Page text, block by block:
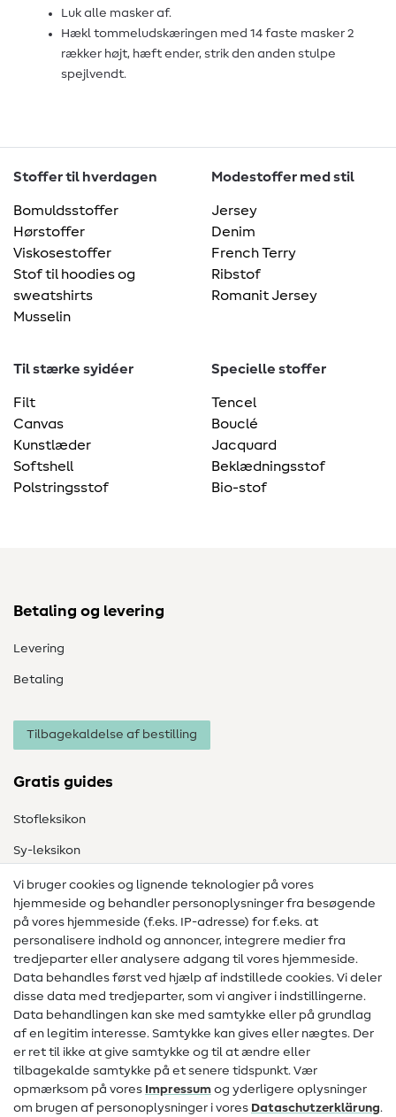
Luk alle masker af.
Hækl tommeludskæringen med 14 faste masker 2
rækker højt, hæft ender, strik den anden stulpe
spejlvendt.
Stoffer til hverdagen
Bomuldsstoffer
Hørstoffer
Viskosestoffer
Stof til hoodies og
sweatshirts
Musselin
Modestoffer med stil
Jersey
Denim
French Terry
Ribstof
Romanit Jersey
Til stærke syidéer
Filt
Canvas
Kunstlæder
Softshell
Polstringsstof
Specielle stoffer
Tencel
Bouclé
Jacquard
Beklædningsstof
Bio-stof
Betaling og levering
Levering
Betaling
Tilbagekaldelse af bestilling
Gratis guides
Stofleksikon
Sy-leksikon
Syvejledninger
Hjælp & kontakt
Kontakt
Information om ændring af operatør
FAQ
Fortrydelsesret
Populært
Vi bruger cookies og lignende teknologier på vores
hjemmeside og behandler personoplysninger fra besøgende
på vores hjemmeside (f.eks. IP-adresse) for f.eks. at
personalisere indhold og annoncer, integrere medier fra
tredjeparter eller analysere adgang til vores hjemmeside.
Data behandles først ved hjælp af indstillede cookies. Vi deler
disse data med tredjeparter, som vi angiver i indstillingerne.
Data behandlingen kan ske med samtykke eller på grundlag
af en legitim interesse. Samtykke kan gives eller nægtes. Der
er ret til ikke at give samtykke og til at ændre eller
tilbagekalde samtykke på et senere tidspunkt. Vær
opmærksom på vores Impressum og yderligere oplysninger
om brugen af personoplysninger i vores Data­schutz­erklärung.